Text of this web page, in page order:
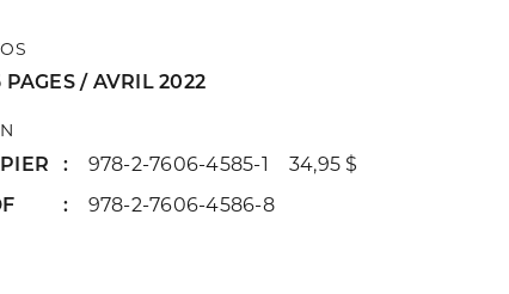
PAGES / AVRIL 2022
978-2-7606-4585-1 34,95 $
978-2-7606-4586-8